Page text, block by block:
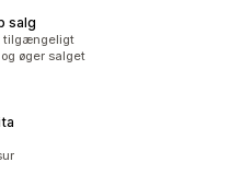
salg
tilgængeligt
øger salget